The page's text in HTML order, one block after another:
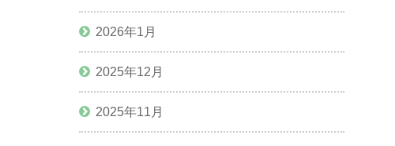
2026年1月
2025年12月
2025年11月